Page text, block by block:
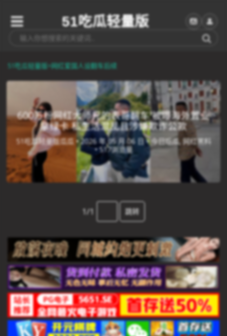
51吃瓜轻量版
51吃瓜轻量版>网红爱国人设翻车后续
600万粉网红大师兄的表哥翻车 被曝海外置业
拿绿卡 私生活混乱且涉嫌欺诈公款
51吃瓜轻量版瓜瓜 • 2026 年 05 月 06 日 •今日吃瓜, 网红黑料
•517浏览量
1/1 跳转